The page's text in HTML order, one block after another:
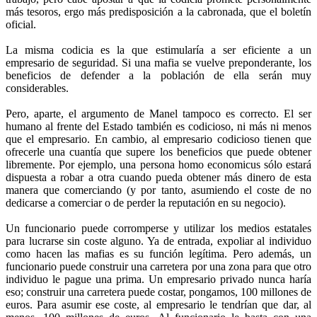
más tesoros, ergo más predisposición a la cabronada, que el boletín
oficial.
La misma codicia es la que estimularía a ser eficiente a un
empresario de seguridad. Si una mafia se vuelve preponderante, los
beneficios de defender a la población de ella serán muy
considerables.
Pero, aparte, el argumento de Manel tampoco es correcto. El ser
humano al frente del Estado también es codicioso, ni más ni menos
que el empresario. En cambio, al empresario codicioso tienen que
ofrecerle una cuantía que supere los beneficios que puede obtener
libremente. Por ejemplo, una persona homo economicus sólo estará
dispuesta a robar a otra cuando pueda obtener más dinero de esta
manera que comerciando (y por tanto, asumiendo el coste de no
dedicarse a comerciar o de perder la reputación en su negocio).
Un funcionario puede corromperse y utilizar los medios estatales
para lucrarse sin coste alguno. Ya de entrada, expoliar al individuo
como hacen las mafias es su función legítima. Pero además, un
funcionario puede construir una carretera por una zona para que otro
individuo le pague una prima. Un empresario privado nunca haría
eso; construir una carretera puede costar, pongamos, 100 millones de
euros. Para asumir ese coste, al empresario le tendrían que dar, al